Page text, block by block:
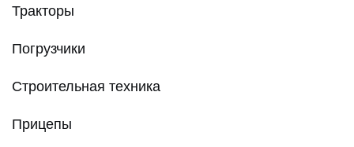
Тракторы
Погрузчики
Строительная техника
Прицепы